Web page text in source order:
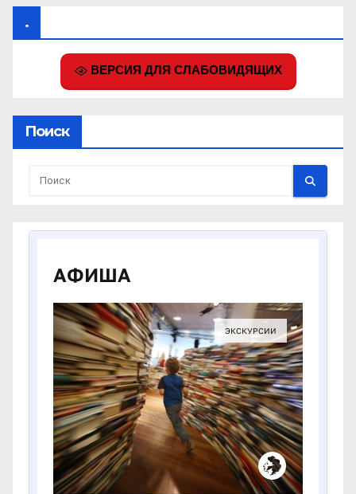
.
ВЕРСИЯ ДЛЯ СЛАБОВИДЯЩИХ
Поиск